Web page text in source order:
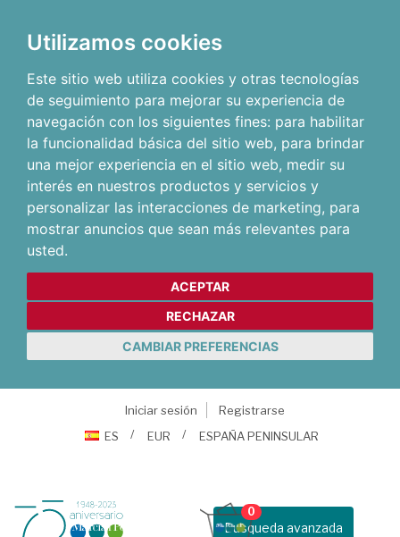
Utilizamos cookies
Este sitio web utiliza cookies y otras tecnologías
de seguimiento para mejorar su experiencia de
navegación con los siguientes fines: para habilitar
la funcionalidad básica del sitio web, para brindar
una mejor experiencia en el sitio web, medir su
interés en nuestros productos y servicios y
personalizar las interacciones de marketing, para
mostrar anuncios que sean más relevantes para
usted.
ACEPTAR
RECHAZAR
CAMBIAR PREFERENCIAS
Iniciar sesión
Registrarse
ES
EUR ESPAÑA PENINSULAR
Busqueda avanzada
0